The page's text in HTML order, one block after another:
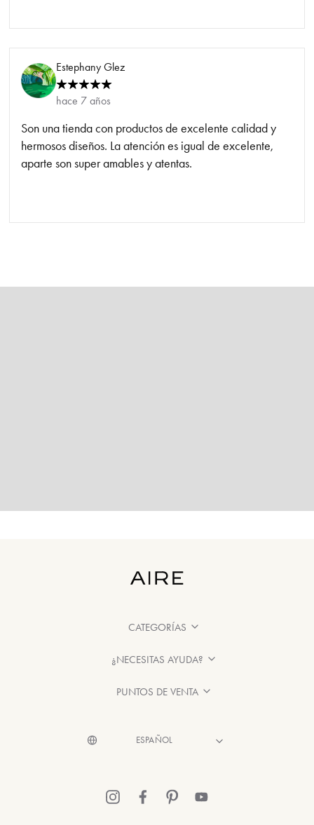
Estephany Glez
hace 7 años
Son una tienda con productos de excelente calidad y
hermosos diseños. La atención es igual de excelente,
aparte son super amables y atentas.
CATEGORÍAS
¿NECESITAS AYUDA?
PUNTOS DE VENTA